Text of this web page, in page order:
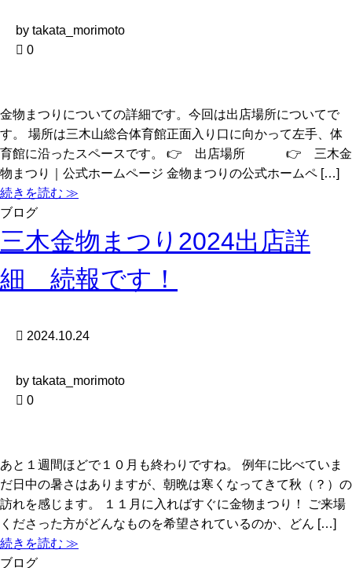
by takata_morimoto
0
金物まつりについての詳細です。今回は出店場所についてで
す。 場所は三木山総合体育館正面入り口に向かって左手、体
育館に沿ったスペースです。 👉 出店場所 👉 三木金
物まつり｜公式ホームページ 金物まつりの公式ホームペ […]
続きを読む ≫
ブログ
三木金物まつり2024出店詳
細 続報です！
2024.10.24
by takata_morimoto
0
あと１週間ほどで１０月も終わりですね。 例年に比べていま
だ日中の暑さはありますが、朝晩は寒くなってきて秋（？）の
訪れを感じます。 １１月に入ればすぐに金物まつり！ ご来場
くださった方がどんなものを希望されているのか、どん […]
続きを読む ≫
ブログ